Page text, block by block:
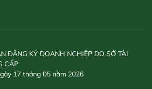
ĐĂNG KÝ DOANH NGHIỆP DO SỞ TÀI
CẤP
17 tháng 05 năm 2026